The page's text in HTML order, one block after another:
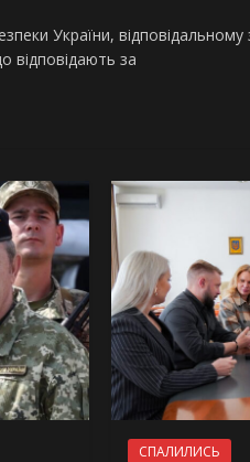
України,
відповідають за
СПАЛИЛИСЬ